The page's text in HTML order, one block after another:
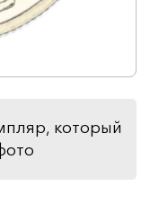
который